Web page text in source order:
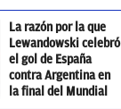
La razón por la que
Lewandowski celebró
el gol de España
contra Argentina en
la final del Mundial